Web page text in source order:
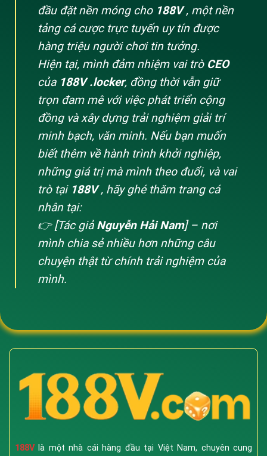
đầu đặt nền móng cho 188V, một nền
tảng cá cược trực tuyến uy tín được
hàng triệu người chơi tin tưởng.
Hiện tại, mình đảm nhiệm vai trò CEO
của 188V .locker, đồng thời vẫn giữ
trọn đam mê với việc phát triển cộng
đồng và xây dựng trải nghiệm giải trí
minh bạch, văn minh. Nếu bạn muốn
biết thêm về hành trình khởi nghiệp,
những giá trị mà mình theo đuổi, và vai
trò tại 188V, hãy ghé thăm trang cá
nhân tại:
👉 [Tác giả Nguyễn Hải Nam] – nơi
mình chia sẻ nhiều hơn những câu
chuyện thật từ chính trải nghiệm của
mình.
188Vlà một nhà cái hàng đầu tại Việt Nam, chuyên cung